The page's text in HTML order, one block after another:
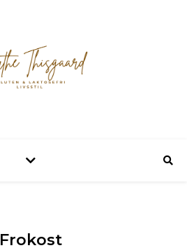
Frokost